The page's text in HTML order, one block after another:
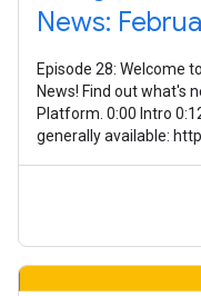
News:
Episode 28: Welcome
News! Find out what's
Platform. 0:00 Intro
generally available: